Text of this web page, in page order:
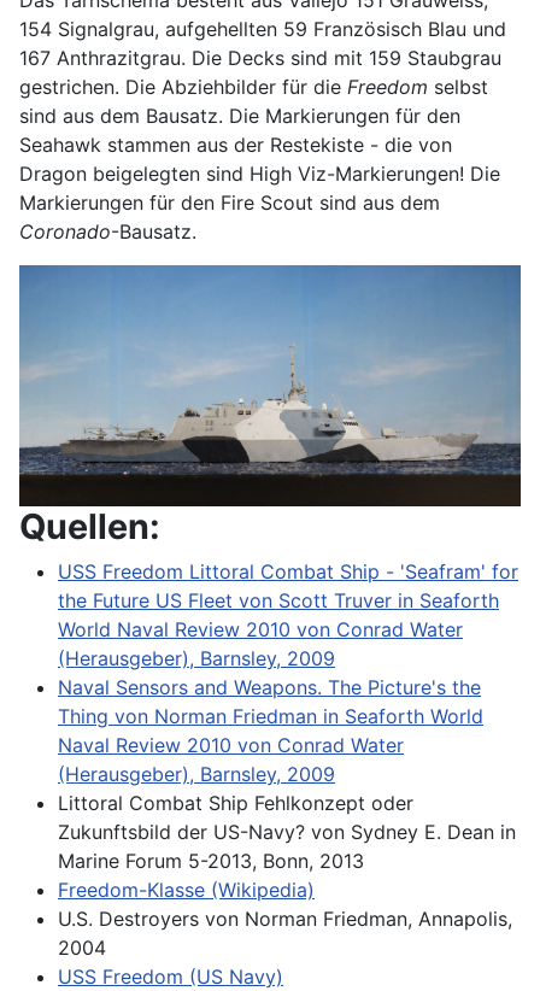
154 Signalgrau, aufgehellten 59 Französisch Blau und
167 Anthrazitgrau. Die Decks sind mit 159 Staubgrau
gestrichen. Die Abziehbilder für die Freedom selbst
sind aus dem Bausatz. Die Markierungen für den
Seahawk stammen aus der Restekiste - die von
Dragon beigelegten sind High Viz-Markierungen! Die
Markierungen für den Fire Scout sind aus dem
Coronado-Bausatz.
Quellen:
USS Freedom Littoral Combat Ship - 'Seafram' for
the Future US Fleet von Scott Truver in Seaforth
World Naval Review 2010 von Conrad Water
(Herausgeber), Barnsley, 2009
Naval Sensors and Weapons. The Picture's the
Thing von Norman Friedman in Seaforth World
Naval Review 2010 von Conrad Water
(Herausgeber), Barnsley, 2009
Littoral Combat Ship Fehlkonzept oder
Zukunftsbild der US-Navy? von Sydney E. Dean in
Marine Forum 5-2013, Bonn, 2013
Freedom-Klasse (Wikipedia)
U.S. Destroyers von Norman Friedman, Annapolis,
2004
USS Freedom (US Navy)